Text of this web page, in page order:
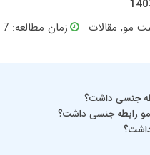
مو, مقالات زمان مطالعه: 7
جنسی داشت؟
رابطه جنسی داشت؟
داشت؟